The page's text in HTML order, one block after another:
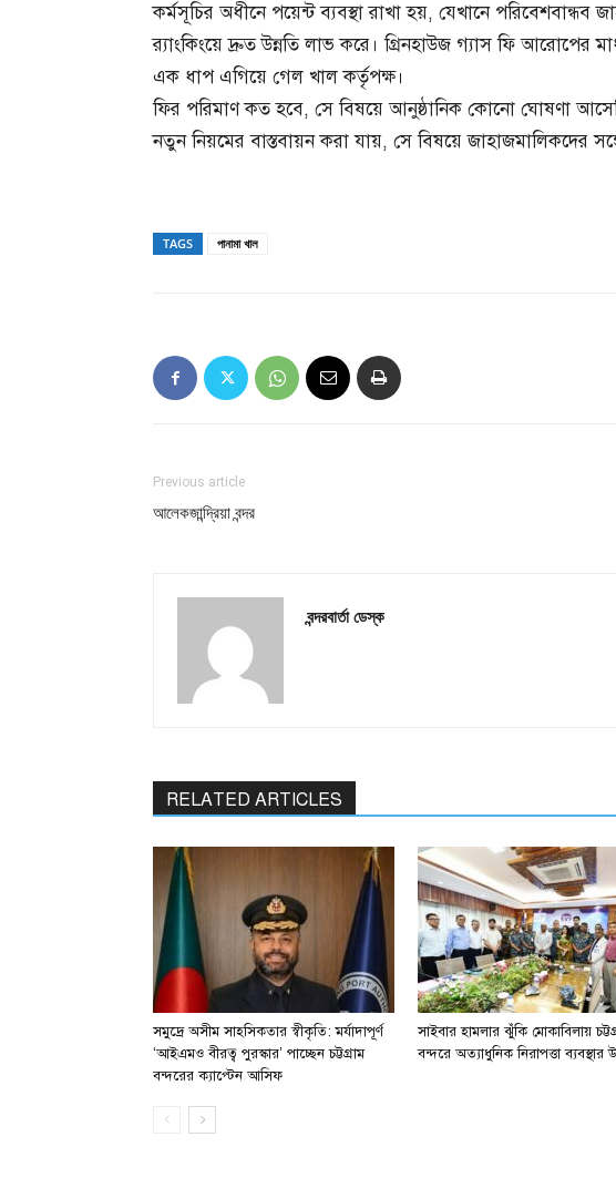
কর্মসূচির অধীনে পয়েন্ট ব্যবস্থা রাখা হয়, যেখানে পরিবেশবান্ধব
র‌্যাংকিংয়ে দ্রুত উন্নতি লাভ করে। গ্রিনহাউজ গ্যাস ফি আরোপের
এক ধাপ এগিয়ে গেল খাল কর্তৃপক্ষ।
ফির পরিমাণ কত হবে, সে বিষয়ে আনুষ্ঠানিক কোনো ঘোষণা
নতুন নিয়মের বাস্তবায়ন করা যায়, সে বিষয়ে জাহাজমালিকদের
TAGS পানামা খাল
Previous article
আলেকজান্দ্রিয়া বন্দর
বন্দরবার্তা ডেস্ক
RELATED ARTICLES
সমুদ্রে অসীম সাহসিকতার স্বীকৃতি: মর্যাদাপূর্ণ
‘আইএমও বীরত্ব পুরস্কার’ পাচ্ছেন চট্টগ্রাম
বন্দরের ক্যাপ্টেন আসিফ
সাইবার হামলার ঝুঁকি মোকাবিলায়
বন্দরে অত্যাধুনিক নিরাপত্তা ব্যবস্থার